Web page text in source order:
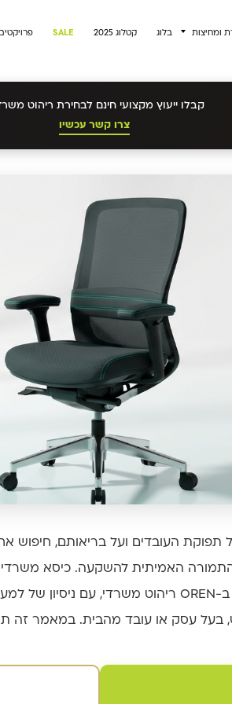
ומחיצות בלוג קטלוג 2025 SALE
קבלו ייעוץ מקצועי חינם לבחירת ריהוט
צרו קשר עכשיו
תפוקת העובדים ועל בריאותם, חיפוש
האמיתית להשקעה. כיסא משרדי
עסק או עובד מהבית. במאמר זה